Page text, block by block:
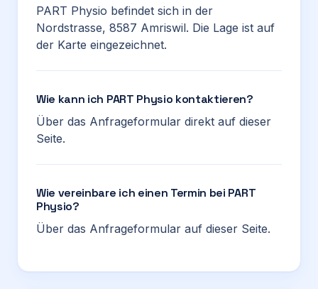
PART Physio befindet sich in der
Nordstrasse, 8587 Amriswil. Die Lage ist auf
der Karte eingezeichnet.
Wie kann ich PART Physio kontaktieren?
Über das Anfrageformular direkt auf dieser
Seite.
Wie vereinbare ich einen Termin bei PART
Physio?
Über das Anfrageformular auf dieser Seite.